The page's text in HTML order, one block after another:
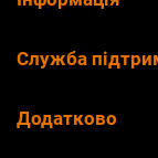
Служба
Додатково